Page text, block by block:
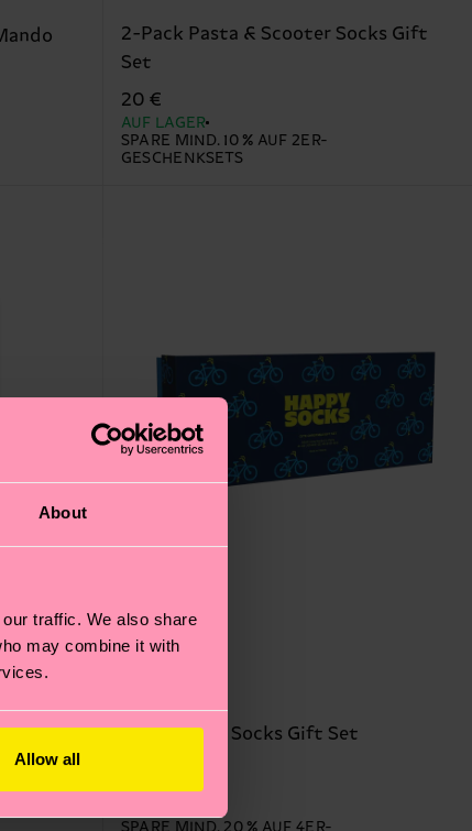
About
traffic. We also share
may combine it with
Allow all
2-Pack Pasta & Scooter Socks Gift
Set
20 €
AUF LAGER
SPARE MIND. 10 % AUF 2ER-
GESCHENKSETS
4-Pack Bike Socks Gift Set